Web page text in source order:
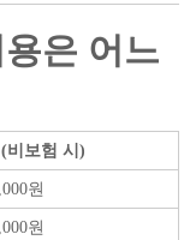
은 어느
비보험 시)
원
원